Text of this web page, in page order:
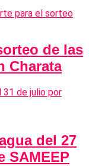
de las
Charata
del 27
SAMEEP